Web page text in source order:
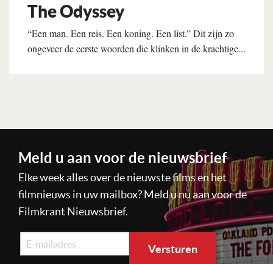
The Odyssey
“Een man. Een reis. Een koning. Een list.” Dit zijn zo
ongeveer de eerste woorden die klinken in de krachtige...
Meld u aan voor de nieuwsbrief
Elke week alles over de nieuwste films en het
filmnieuws in uw mailbox? Meld u nu aan voor de
Filmkrant Nieuwsbrief.